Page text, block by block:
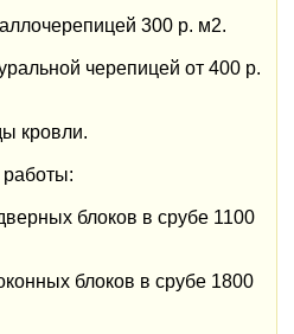
300 р. м2.
черепицей от 400 р.
кровли.
блоков в срубе 1100
блоков в срубе 1800